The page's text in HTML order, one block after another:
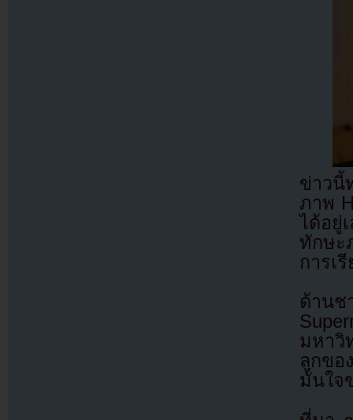
ข่าวนี้
ภาพ
ได้อยู่
ทักษะ
การเ
ด้านช
มหาวิ
ลูกขอ
มั่นใจ